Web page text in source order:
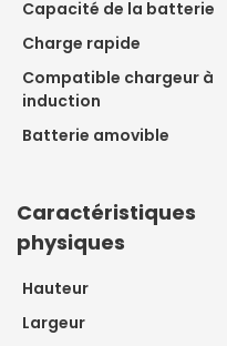
Capacité de la batterie
Charge rapide
Compatible chargeur à
induction
Batterie amovible
Caractéristiques
physiques
Hauteur
Largeur